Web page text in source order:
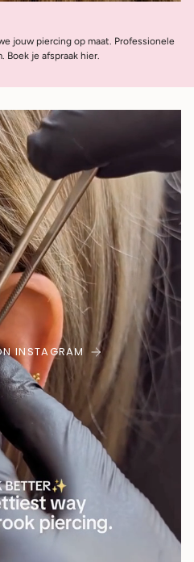
jouw piercing op maat. Professionele
Boek je afspraak hier.
INSTAGRAM